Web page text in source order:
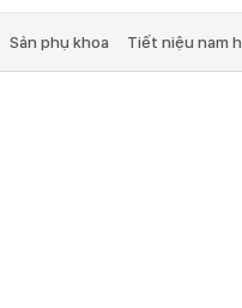
Sản phụ khoa Tiết niệu nam